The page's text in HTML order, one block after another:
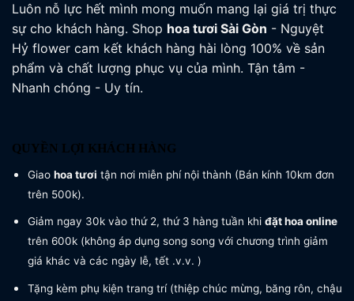
Luôn nỗ lực hết mình mong muốn mang lại giá trị thực
sự cho khách hàng. Shop hoa tươi Sài Gòn - Nguyệt
Hỷ flower cam kết khách hàng hài lòng 100% về sản
phẩm và chất lượng phục vụ của mình. Tận tâm -
Nhanh chóng - Uy tín.
QUYỀN LỢI KHÁCH HÀNG
Giao hoa tươi tận nơi miễn phí nội thành (Bán kính 10km đơn
trên 500k).
Giảm ngay 30k vào thứ 2, thứ 3 hàng tuần khi đặt hoa online
trên 600k (không áp dụng song song với chương trình giảm
giá khác và các ngày lễ, tết .v.v. )
Tặng kèm phụ kiện trang trí (thiệp chúc mừng, băng rôn, chậu